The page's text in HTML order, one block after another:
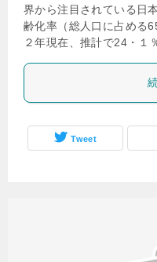
界から注目されている日
齢化率（総人口に占める
２年現在、推計で24・
Tweet